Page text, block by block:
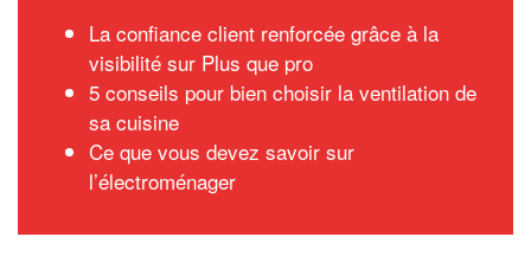
La confiance client renforcée grâce à la
visibilité sur Plus que pro
5 conseils pour bien choisir la ventilation de
sa cuisine
Ce que vous devez savoir sur
l’électroménager